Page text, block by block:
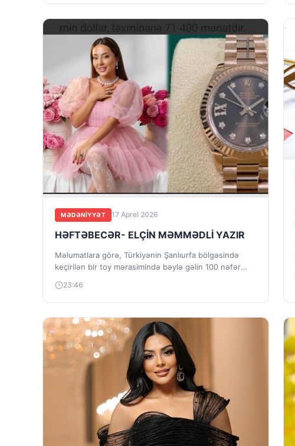
MƏDƏNIYYƏT 17 Aprel 2026
HƏFTƏBECƏR- ELÇİN MƏMMƏDLİ YAZIR
Məlumatlara görə, Türkiyənin Şanlıurfa bölgəsində
keçirilən bir toy mərasimində bəylə gəlin 100 nəfər
23:46